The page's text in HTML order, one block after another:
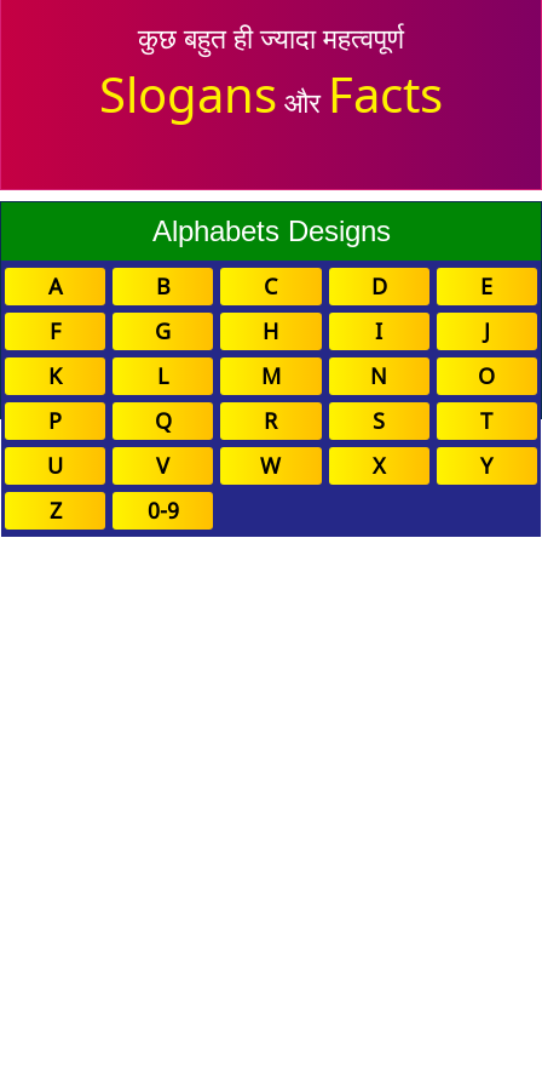
कुछ बहुत ही ज्यादा महत्वपूर्ण
Slogans और Facts
Alphabets Designs
A B C D
E
F
G H I
J
K
L M N
O
P
Q R S
T
U
V W X
Y
Z
0-9